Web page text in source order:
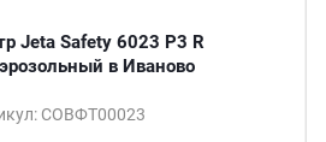
Jeta Safety 6023 P3 R
противоаэрозольный в Иваново
СОВФТ00023